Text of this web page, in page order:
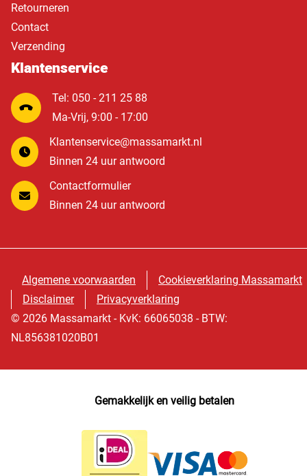
Retourneren
Contact
Verzending
Klantenservice
Tel: 050 - 211 25 88
Ma-Vrij, 9:00 - 17:00
Klantenservice@massamarkt.nl
Binnen 24 uur antwoord
Contactformulier
Binnen 24 uur antwoord
Algemene voorwaarden
Cookieverklaring Massamarkt
Disclaimer
Privacyverklaring
© 2026 Massamarkt - KvK: 66065038 - BTW:
NL856381020B01
Gemakkelijk en veilig betalen